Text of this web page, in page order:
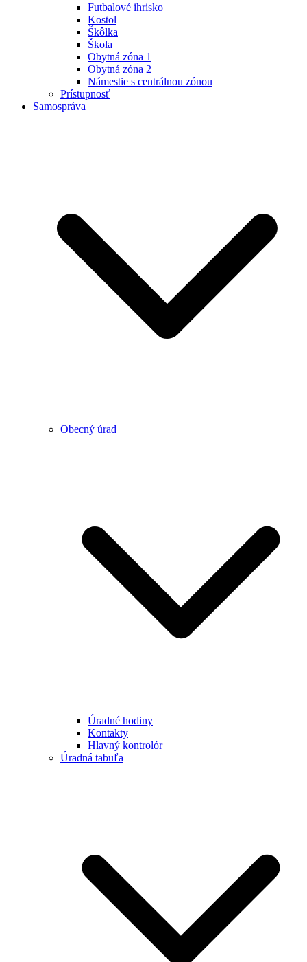
Futbalové ihrisko
Kostol
Škôlka
Škola
Obytná zóna 1
Obytná zóna 2
Námestie s centrálnou zónou
Prístupnosť
Samospráva
Obecný úrad
Úradné hodiny
Kontakty
Hlavný kontrolór
Úradná tabuľa